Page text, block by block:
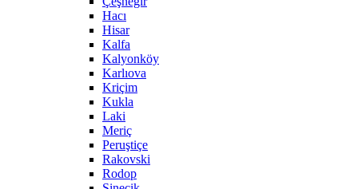
Hacı
Hisar
Kalfa
Kalyonköy
Karlıova
Kriçim
Kukla
Laki
Meriç
Peruştiçe
Rakovski
Rodop